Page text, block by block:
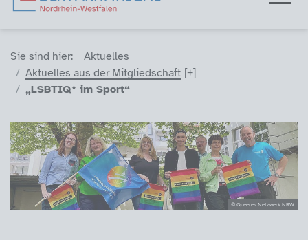
Sie sind hier (Breadcrumb)
Sie sind hier:
Aktuelles
Aktuelles aus der Mitgliedschaft
„LSBTIQ* im Sport“
© Queeres Netzwerk NRW